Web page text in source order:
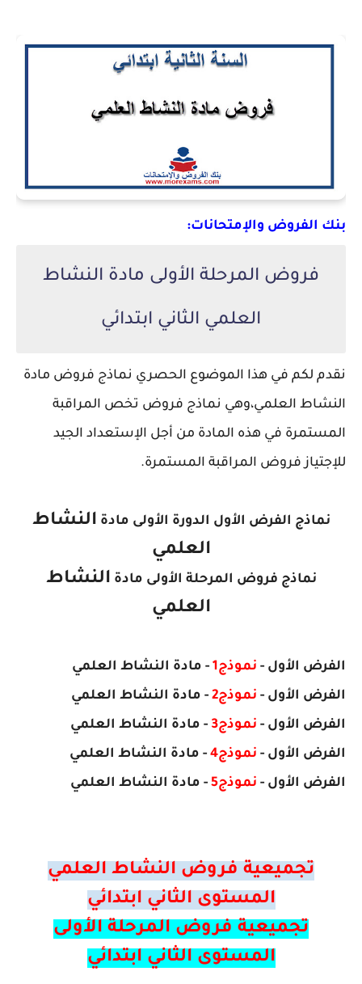
بنك الفروض والإمتحانات:
فروض المرحلة الأولى مادة النشاط
العلمي الثاني ابتدائي
نقدم لكم في هذا الموضوع الحصري نماذج فروض مادة
النشاط العلمي،وهي نماذج فروض تخص المراقبة
المستمرة في هذه المادة من أجل الإستعداد الجيد
للإجتياز فروض المراقبة المستمرة.
نماذج الفرض الأول الدورة الأولى مادة النشاط
العلمي
نماذج فروض المرحلة الأولى مادة النشاط
العلمي
الفرض الأول - نموذج1
- مادة النشاط العلمي
الفرض الأول - نموذج2 - مادة النشاط العلمي
الفرض الأول - نموذج3 - مادة النشاط العلمي
الفرض الأول - نموذج4 - مادة النشاط العلمي
الفرض الأول - نموذج5 - مادة النشاط العلمي
تجميعية فروض النشاط العلمي
المستوى الثاني ابتدائي
تجميعية فروض المرحلة الأولى
المستوى الثاني ابتدائي